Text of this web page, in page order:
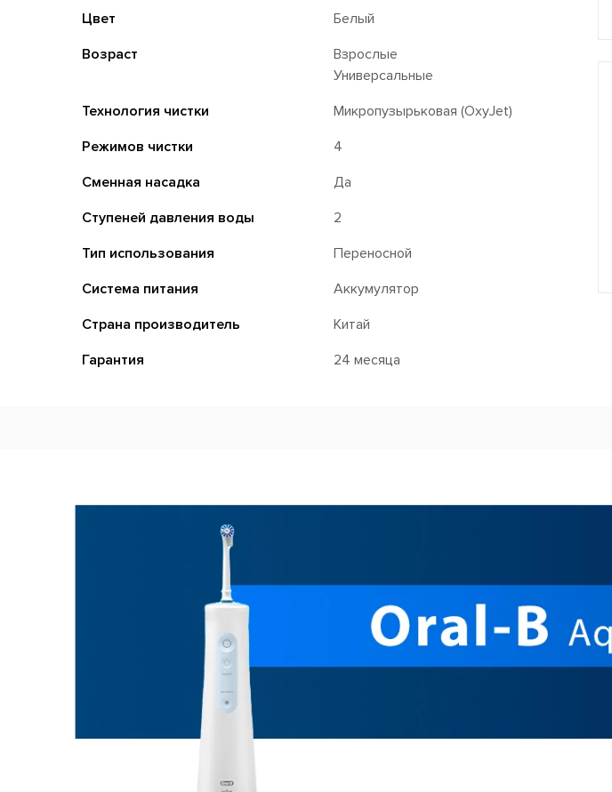
Цвет
Белый
Возраст
Взрослые
Универсальные
Технология чистки
Микропузырьковая (OxyJet)
Режимов чистки
4
Сменная насадка
Да
Ступеней давления воды
2
Тип использования
Переносной
Система питания
Аккумулятор
Страна производитель
Китай
Гарантия
24 месяца